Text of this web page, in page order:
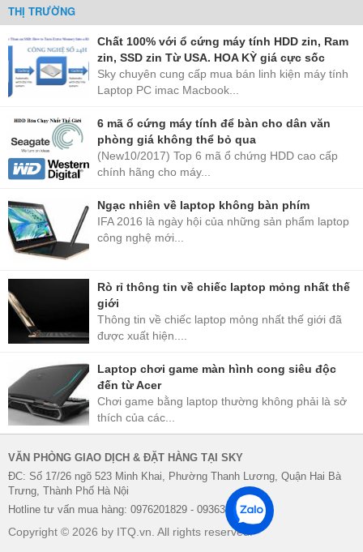
THỊ TRƯỜNG
Chất 100% với ổ cứng máy tính HDD zin, Ram
zin, SSD zin Từ USA. HOA KỲ giá cực sốc
Sky chuyên cung cấp mua bán linh kiện máy tính
Laptop PC imac Macbook...
6 mã ổ cứng máy tính để bàn cho dân văn
phòng giá không thể bỏ qua
(New10/2017) Top 6 mã ổ chứng HDD cao cấp
chính hãng cho máy...
Ngạc nhiên về laptop không bàn phím
IFA 2016 là ngày hội của những sản phẩm laptop
công nghệ mới...
Rò rỉ thông tin về chiếc laptop mỏng nhất thế
giới
Thông tin về chiếc laptop mỏng nhất thế giới đã
được xuất hiện....
Laptop chơi game màn hình cong siêu độc
đến từ Acer
Chơi game bằng laptop thường không phải là sở
thích của các...
VĂN PHÒNG GIAO DỊCH & ĐẶT HÀNG TẠI SKY
ĐC: Số 17/26 ngõ 523 Minh Khai, Phường Thanh Lương, Quận Hai Bà
Trưng, Thành Phố Hà Nội
Hotline tư vấn mua hàng: 0976201829 - 0936338622
Copyright © 2026 by ITQ.vn. All rights reserved.